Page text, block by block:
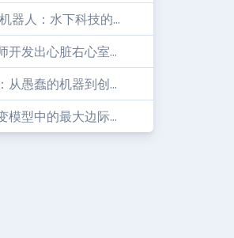
器人：水下科技的...
开发出心脏右心室...
从愚蠢的机器到创...
模型中的最大边际...